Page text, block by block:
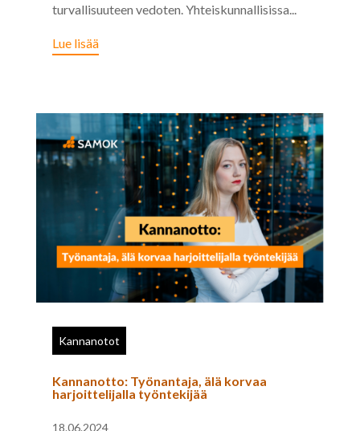
turvallisuuteen vedoten. Yhteiskunnallisissa...
Lue lisää
Kannanotot
Kannanotto: Työnantaja, älä korvaa
harjoittelijalla työntekijää
18.06.2024